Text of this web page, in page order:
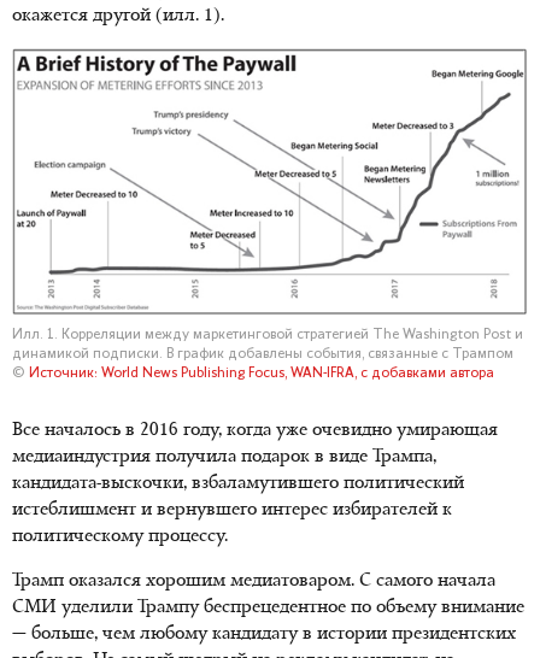
окажется другой (илл. 1).
Илл. 1. Корреляции между маркетинговой стратегией The Washington Post и
динамикой подписки. В график добавлены события, связанные с Трампом
© Источник: World News Publishing Focus, WAN-IFRA, с добавками автора
Все началось в 2016 году, когда уже очевидно умирающая
медиаиндустрия получила подарок в виде Трампа,
кандидата-выскочки, взбаламутившего политический
истеблишмент и вернувшего интерес избирателей к
политическому процессу.
Трамп оказался хорошим медиатоваром. С самого начала
СМИ уделили Трампу беспрецедентное по объему внимание
— больше, чем любому кандидату в истории президентских